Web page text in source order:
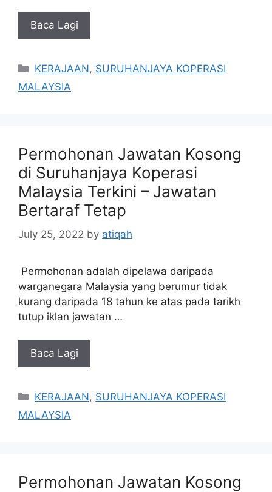
Baca Lagi
Categories
KERAJAAN, SURUHANJAYA KOPERASI
MALAYSIA
Permohonan Jawatan Kosong
di Suruhanjaya Koperasi
Malaysia Terkini – Jawatan
Bertaraf Tetap
July 25, 2022 by atiqah
Permohonan adalah dipelawa daripada
warganegara Malaysia yang berumur tidak
kurang daripada 18 tahun ke atas pada tarikh
tutup iklan jawatan …
Baca Lagi
Categories
KERAJAAN, SURUHANJAYA KOPERASI
MALAYSIA
Permohonan Jawatan Kosong